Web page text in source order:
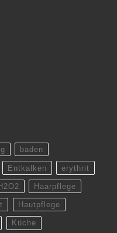
baden
Entkalken erythrit
Haarpflege
Hautpflege
Küche